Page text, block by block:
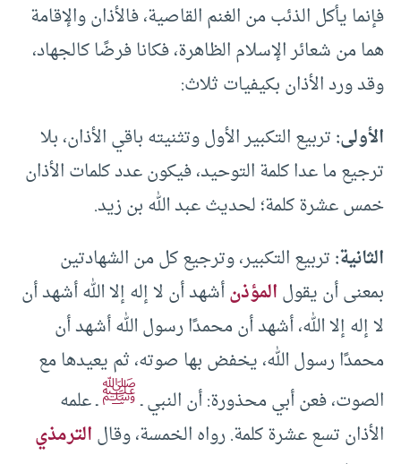
فإنما يأكل الذئب من الغنم القاصية، فالأذان والإقامة
هما من شعائر الإسلام الظاهرة، فكانا فرضًا كالجهاد،
وقد ورد الأذان بكيفيات ثلاث:
الأولى:تربيع التكبير الأول وتثنيته باقي الأذان، بلا
ترجيع ما عدا كلمة التوحيد، فيكون عدد كلمات الأذان
خمس عشرة كلمة؛ لحديث عبد الله بن زيد.
الثانية:تربيع التكبير، وترجيع كل من الشهادتين
بمعنى أن يقولالمؤذنأشهد أن لا إله إلا الله أشهد أن
لا إله إلا الله، أشهد أن محمدًا رسول الله أشهد أن
محمدًا رسول الله، يخفض بها صوته، ثم يعيدها مع
الصوت، فعن أبي محذورة: أن النبي ـﷺـ علمه
الأذان تسع عشرة كلمة. رواه الخمسة، وقالالترمذي